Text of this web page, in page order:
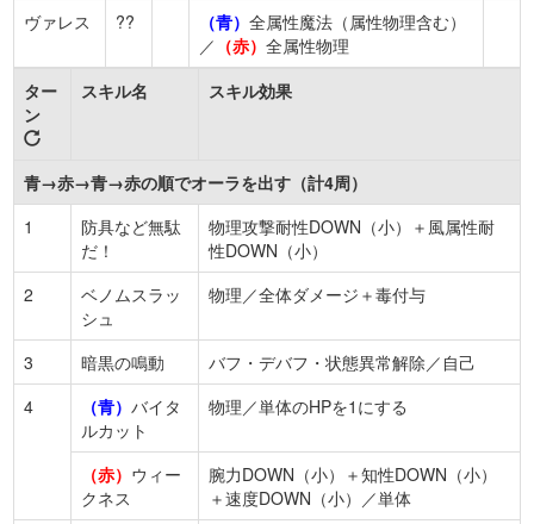
ヴァレス ?? （青） 全属性魔法（属性物理含む）
／ （赤） 全属性物理
ター
ン
スキル名 スキル効果
青→赤→青→赤の順でオーラを出す（計4周）
1
防具など無駄
だ！
物理攻撃耐性DOWN（小）＋風属性耐
性DOWN（小）
2
ベノムスラッ
シュ
物理／全体ダメージ＋毒付与
3 暗黒の鳴動
バフ・デバフ・状態異常解除／自己
4
（青） バイタ
ルカット
物理／単体のHPを1にする
（赤） ウィー
クネス
腕力DOWN（小）＋知性DOWN（小）
＋速度DOWN（小）／単体